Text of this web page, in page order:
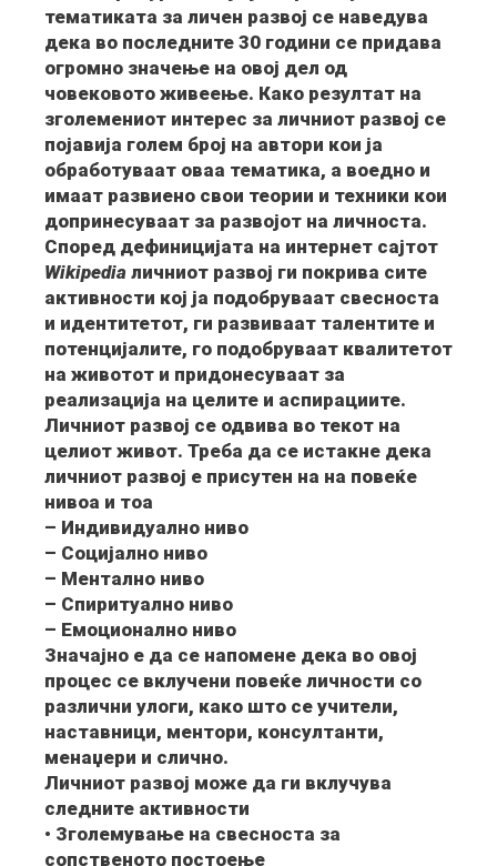
тематиката за личен развој се наведува
дека во последните 30 години се придава
огромно значење на овој дел од
човековото живеење. Како резултат на
зголемениот интерес за личниот развој се
појавија голем број на автори кои ја
обработуваат оваа тематика, а воедно и
имаат развиено свои теории и техники кои
допринесуваат за развојот на личноста.
Според дефиницијата на интернет сајтот
Wikipedia личниот развој ги покрива сите
активности кој ја подобруваат свесноста
и идентитетот, ги развиваат талентите и
потенцијалите, го подобруваат квалитетот
на животот и придонесуваат за
реализација на целите и аспирациите.
Личниот развој се одвива во текот на
целиот живот. Треба да се истакне дека
личниот развој е присутен на на повеќе
нивоа и тоа
– Индивидуално ниво
– Социјално ниво
– Ментално ниво
– Спиритуално ниво
– Емоционално ниво
Значајно е да се напомене дека во овој
процес се вклучени повеќе личности со
различни улоги, како што се учители,
наставници, ментори, консултанти,
менаџери и слично.
Личниот развој може да ги вклучува
следните активности
• Зголемување на свесноста за
сопственото постоење